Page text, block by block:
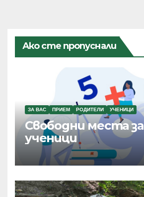
Ако сте пропуснали
ЗА ВАС ПРИЕМ РОДИТЕЛИ УЧЕНИЦИ
Свободни места за
ученици